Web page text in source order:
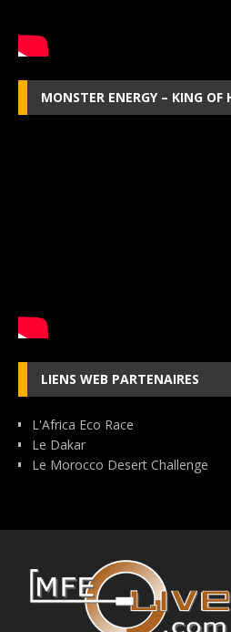
MONSTER ENERGY – KING OF
LIENS WEB PARTENAIRES
L'Africa Eco Race
Le Dakar
Le Morocco Desert Challenge